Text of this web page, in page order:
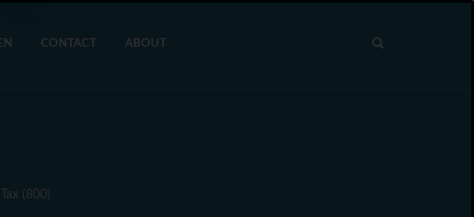
CONTACT ABOUT
(800)